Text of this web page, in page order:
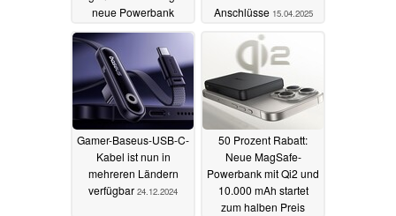
neue Powerbank
23.05.2025
Anschlüsse 15.04.2025
Gamer-Baseus-USB-C-
Kabel ist nun in
mehreren Ländern
verfügbar 24.12.2024
50 Prozent Rabatt:
Neue MagSafe-
Powerbank mit Qi2 und
10.000 mAh startet
zum halben Preis